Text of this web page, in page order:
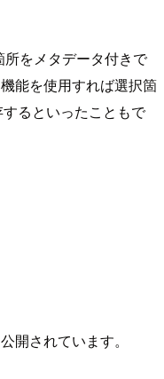
をメタデータ付きで
能を使用すれば選択箇
るといったこともで
開されています。